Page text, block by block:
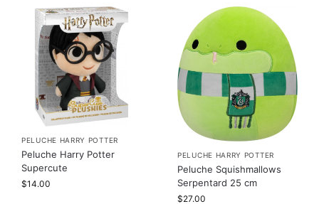
PELUCHE HARRY POTTER
Peluche Harry Potter
Supercute
$14.00
PELUCHE HARRY POTTER
Peluche Squishmallows
Serpentard 25 cm
$27.00